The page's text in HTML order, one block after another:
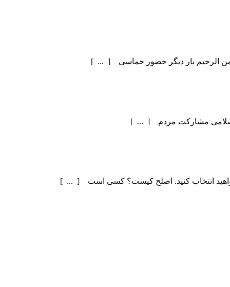
اسلامی مشارکت مردم [ ... ]
انتخاب کنید. اصلح کیست؟ کسی است [ ... ]